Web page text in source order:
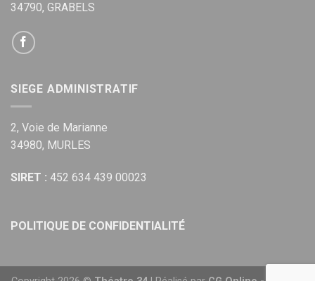
34790, GRABELS
SIEGE ADMINISTRATIF
2, Voie de Marianne
34980, MURLES
SIRET : 452 634 439 00023
POLITIQUE DE CONFIDENTIALITÉ